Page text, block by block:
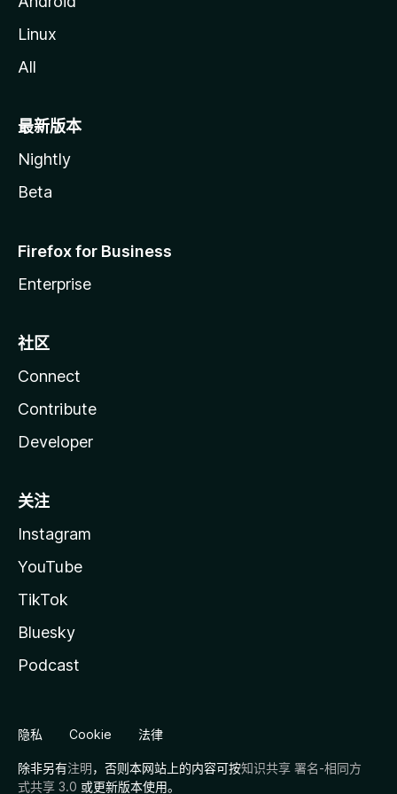
Linux
All
最新版本
Nightly
Beta
Firefox for Business
Enterprise
社区
Connect
Contribute
Developer
关注
Instagram
YouTube
TikTok
Bluesky
Podcast
隐私 Cookie 法律
除非另有注明，否则本网站上的内容可按知识共享 署名-相同方
式共享 3.0 或更新版本使用。